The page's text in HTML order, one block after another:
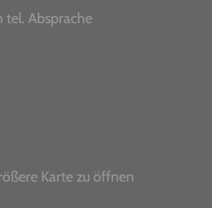
Absprache